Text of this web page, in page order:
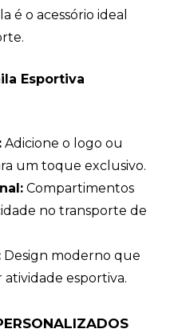
é o acessório ideal
Esportiva
Adicione o logo ou
um toque exclusivo.
Compartimentos
no transporte de
Design moderno que
esportiva.